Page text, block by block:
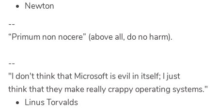
Newton
--
“Primum non nocere” (above all, do no harm).
--
"I don't think that Microsoft is evil in itself; I just
think that they make really crappy operating systems."
Linus Torvalds